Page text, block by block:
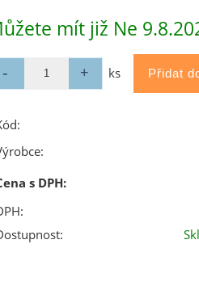
mít již Ne
ks
s DPH: